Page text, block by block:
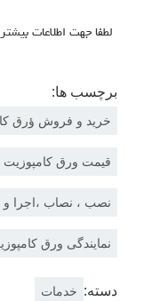
لطفا جهت اطلاعات
برچسب ها:
خرید و فروش ؤرق
قیمت ورق كامپوزيت
نصب ، نصاب ،اجرا
نمایندگی ورق
دسته: خدمات